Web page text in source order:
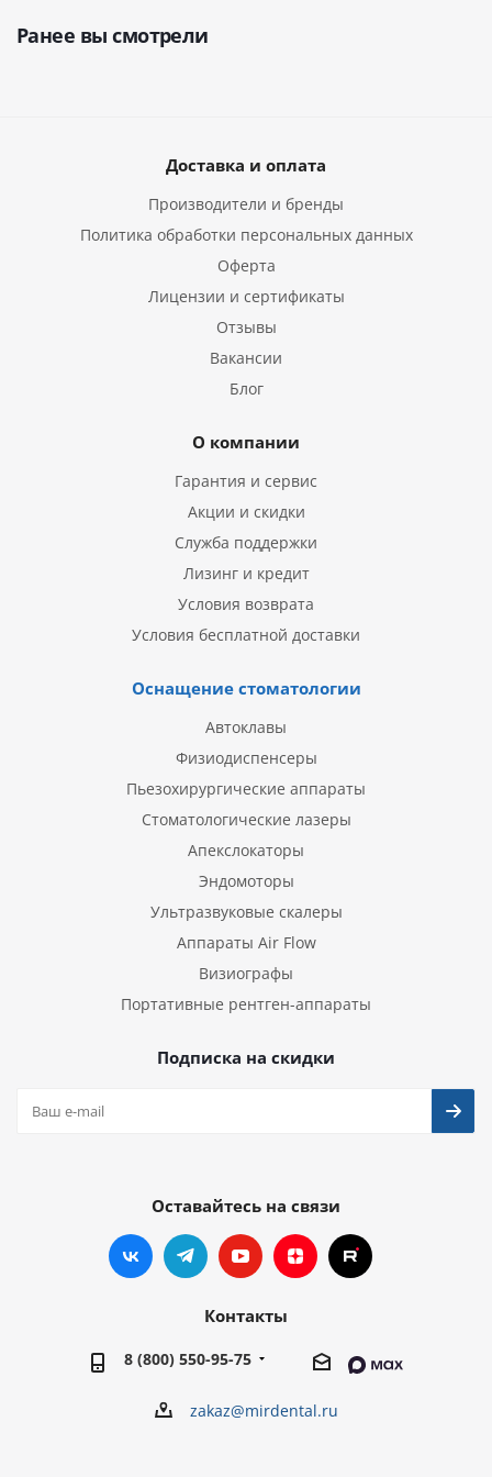
Ранее вы смотрели
Доставка и оплата
Производители и бренды
Политика обработки персональных данных
Оферта
Лицензии и сертификаты
Отзывы
Вакансии
Блог
О компании
Гарантия и сервис
Акции и скидки
Служба поддержки
Лизинг и кредит
Условия возврата
Условия бесплатной доставки
Оснащение стоматологии
Автоклавы
Физиодиспенсеры
Пьезохирургические аппараты
Стоматологические лазеры
Апекслокаторы
Эндомоторы
Ультразвуковые скалеры
Аппараты Air Flow
Визиографы
Портативные рентген-аппараты
Подписка на скидки
Оставайтесь на связи
Контакты
8 (800) 550-95-75
zakaz@mirdental.ru